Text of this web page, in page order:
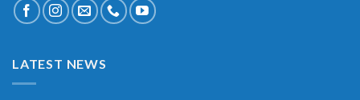
LATEST NEWS